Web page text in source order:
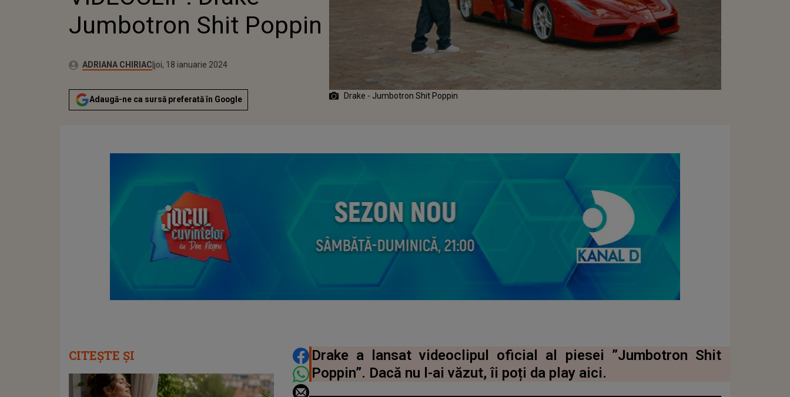
Jumbotron Shit Poppin
Autor:ADRIANA CHIRIACPublicat:
miercuri, 18 ianuarie 2023
Actualizat:
joi, 18 ianuarie 2024
Adaugă-ne ca sursă preferată în Google Drake - Jumbotron Shit Poppin
DISTRIBUIE ARTICOLUL
Drake a lansat videoclipul oficial al piesei ”Jumbotron Shit
Poppin”. Dacă nu l-ai văzut, îi poți da play aici.
CITEȘTE ȘI